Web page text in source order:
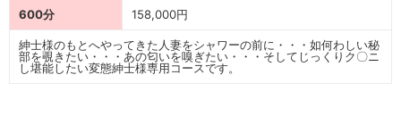
600分 158,000円
紳士様のもとへやってきた人妻をシャワーの前に・・・如何わしい秘
部を覗きたい・・・あの匂いを嗅ぎたい・・・そしてじっくりク〇ニ
し堪能したい変態紳士様専用コースです。